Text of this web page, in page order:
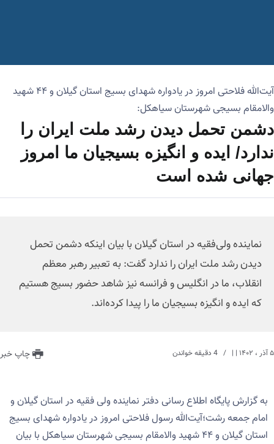
آیت‌الله فلاحتی امروز در یادواره شهدای بسیج استان گیلان و ۴۴ شهید
والامقام بسیجی شهرستان سیاهکل:
دشمن تحمل دیدن رشد ملت ایران را
ندارد/ ایده و انگیزه بسیجیان ما امروز
جهانی شده است
نماینده ولی‌فقیه در استان گیلان با بیان اینکه دشمن تحمل
دیدن رشد ملت ایران را ندارد گفت: به تعبیر رهبر معظم
انقلاب، ما در انگلیس و فرانسه نیز شاهد حضور بسیج هستیم
که ایده و انگیزه بسیجیان ما را پیدا کرده‌اند.
۵ آذر ، ۱۴۰۲ | | چاپ خبر
به گزارش پایگاه اطلاع رسانی دفتر نماینده ولی فقیه در استان گیلان و
امام جمعه رشت؛آیت‌الله رسول فلاحتی امروز در یادواره شهدای بسیج
استان گیلان و ۴۴ شهید والامقام بسیجی شهرستان سیاهکل با بیان